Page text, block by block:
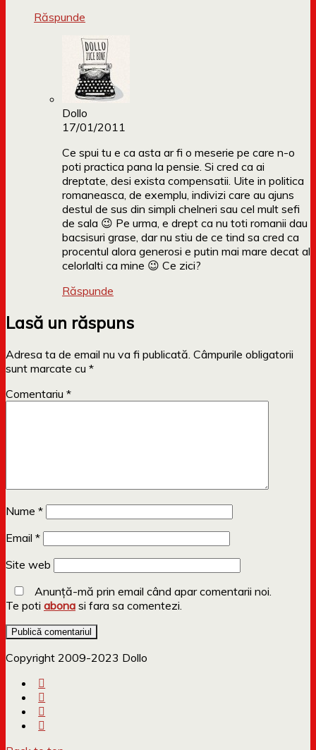
Răspunde
Dollo
17/01/2011
Ce spui tu e ca asta ar fi o meserie pe care n-o
poti practica pana la pensie. Si cred ca ai
dreptate, desi exista compensatii. Uite in politica
romaneasca, de exemplu, indivizi care au ajuns
destul de sus din simpli chelneri sau cel mult sefi
de sala 😉 Pe urma, e drept ca nu toti romanii dau
bacsisuri grase, dar nu stiu de ce tind sa cred ca
procentul alora generosi e putin mai mare decat al
celorlalti ca mine 😉 Ce zici?
Răspunde
Lasă un răspuns
Adresa ta de email nu va fi publicată. Câmpurile obligatorii
sunt marcate cu *
Comentariu *
Nume *
Email *
Site web
Anunță-mă prin email când apar comentarii noi.
Te poti abona si fara sa comentezi.
Copyright 2009-2023 Dollo